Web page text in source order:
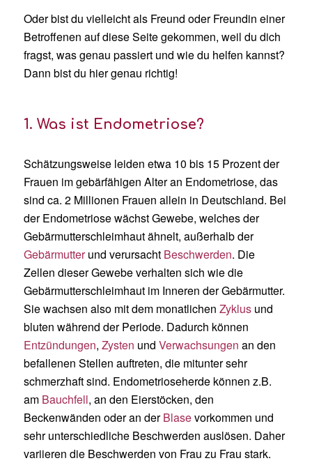
Oder bist du vielleicht als Freund oder Freundin einer
Betroffenen auf diese Seite gekommen, weil du dich
fragst, was genau passiert und wie du helfen kannst?
Dann bist du hier genau richtig!
1. Was ist Endometriose?
Schätzungsweise leiden etwa 10 bis 15 Prozent der
Frauen im gebärfähigen Alter an Endometriose, das
sind ca. 2 Millionen Frauen allein in Deutschland. Bei
der Endometriose wächst Gewebe, welches der
Gebärmutterschleimhaut ähnelt, außerhalb der
Gebärmutterund verursacht Beschwerden. Die
Zellen dieser Gewebe verhalten sich wie die
Gebärmutterschleimhaut im Inneren der Gebärmutter.
Sie wachsen also mit dem monatlichen Zyklusund
bluten während der Periode. Dadurch können
Entzündungen, Zysten und Verwachsungen an den
befallenen Stellen auftreten, die mitunter sehr
schmerzhaft sind. Endometrioseherde können z.B.
am Bauchfell, an den Eierstöcken, den
Beckenwänden oder an derBlasevorkommen und
sehr unterschiedliche Beschwerden auslösen. Daher
variieren die Beschwerden von Frau zu Frau stark.